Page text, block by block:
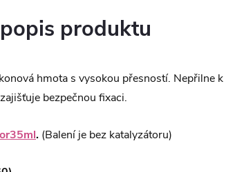
produktu
hmota s vysokou přesností. Nepřilne
bezpečnou fixaci.
. (Balení je bez katalyzátoru)